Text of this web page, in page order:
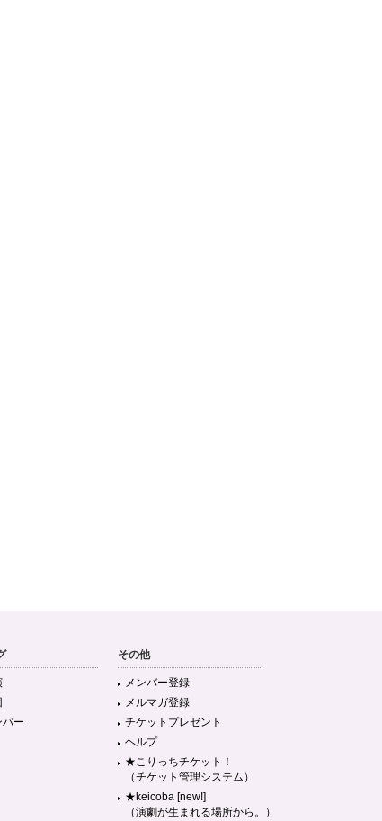
バー
その他
メンバー登録
メルマガ登録
チケットプレゼント
ヘルプ
★こりっちチケット！
（チケット管理システム）
★keicoba [new!]
（演劇が生まれる場所から。）